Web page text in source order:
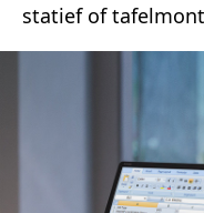
statief of